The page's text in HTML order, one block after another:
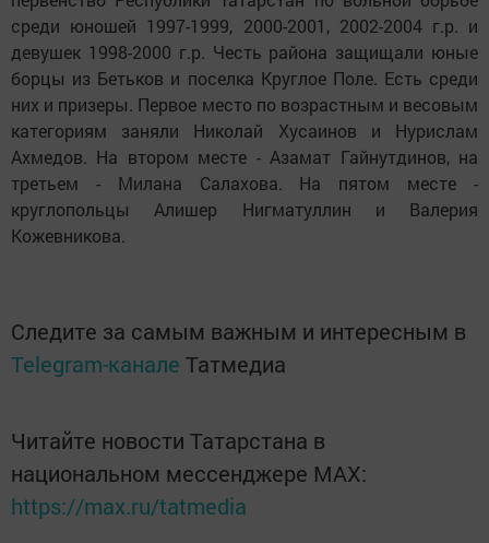
среди юношей 1997-1999, 2000-2001, 2002-2004 г.р. и
девушек 1998-2000 г.р. Честь района защищали юные
борцы из Бетьков и поселка Круглое Поле. Есть среди
них и призеры. Первое место по возрастным и весовым
категориям заняли Николай Хусаинов и Нурислам
Ахмедов. На втором месте - Азамат Гайнутдинов, на
третьем - Милана Салахова. На пятом месте -
круглопольцы Алишер Нигматуллин и Валерия
Кожевникова.
Следите за самым важным и интересным в
Telegram-канале Татмедиа
Читайте новости Татарстана в
национальном мессенджере MАХ:
https://max.ru/tatmedia